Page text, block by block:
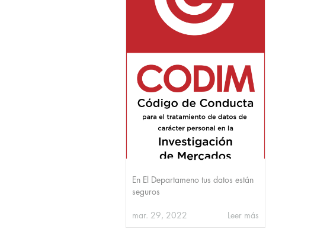
En El Departameno tus datos están
seguros
mar. 29, 2022 Leer más